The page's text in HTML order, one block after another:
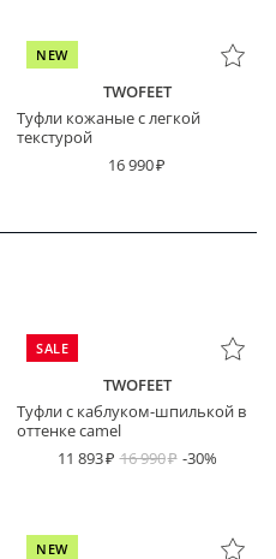
NEW
TWOFEET
Туфли кожаные с легкой
текстурой
16 990
SALE
TWOFEET
Туфли с каблуком-шпилькой в
оттенке camel
11 893
16 990 -30%
NEW